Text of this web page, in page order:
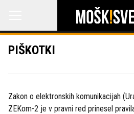
PIŠKOTKI
Zakon o elektronskih komunikacijah
ZEKom-2 je v pravni red prinesel